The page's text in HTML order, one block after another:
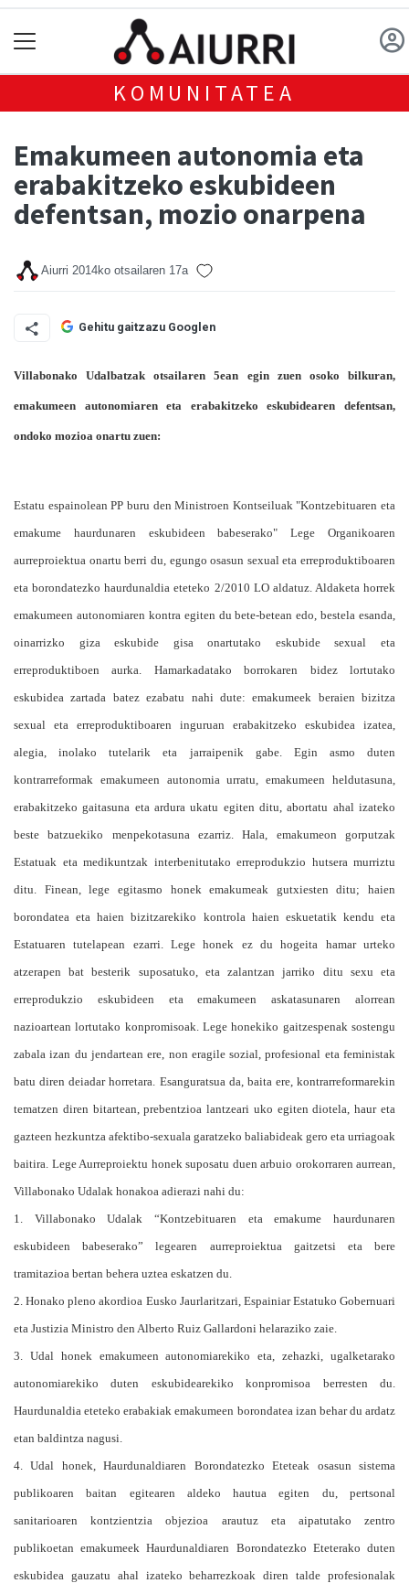
KOMUNITATEA
Emakumeen autonomia eta
erabakitzeko eskubideen
defentsan, mozio onarpena
Aiurri 2014ko otsailaren 17a
Gehitu gaitzazu Googlen
Villabonako Udalbatzak otsailaren 5ean egin zuen osoko bilkuran,
emakumeen autonomiaren eta erabakitzeko eskubidearen defentsan,
ondoko mozioa onartu zuen:
Estatu espainolean PP buru den Ministroen Kontseiluak "Kontzebituaren eta
emakume haurdunaren eskubideen babeserako" Lege Organikoaren
aurreproiektua onartu berri du, egungo osasun sexual eta erreproduktiboaren
eta borondatezko haurdunaldia eteteko 2/2010 LO aldatuz. Aldaketa horrek
emakumeen autonomiaren kontra egiten du bete-betean edo, bestela esanda,
oinarrizko giza eskubide gisa onartutako eskubide sexual eta
erreproduktiboen aurka. Hamarkadatako borrokaren bidez lortutako
eskubidea zartada batez ezabatu nahi dute: emakumeek beraien bizitza
sexual eta erreproduktiboaren inguruan erabakitzeko eskubidea izatea,
alegia, inolako tutelarik eta jarraipenik gabe. Egin asmo duten
kontrarreformak emakumeen autonomia urratu, emakumeen heldutasuna,
erabakitzeko gaitasuna eta ardura ukatu egiten ditu, abortatu ahal izateko
beste batzuekiko menpekotasuna ezarriz. Hala, emakumeon gorputzak
Estatuak eta medikuntzak interbenitutako erreprodukzio hutsera murriztu
ditu. Finean, lege egitasmo honek emakumeak gutxiesten ditu; haien
borondatea eta haien bizitzarekiko kontrola haien eskuetatik kendu eta
Estatuaren tutelapean ezarri. Lege honek ez du hogeita hamar urteko
atzerapen bat besterik suposatuko, eta zalantzan jarriko ditu sexu eta
erreprodukzio eskubideen eta emakumeen askatasunaren alorrean
nazioartean lortutako konpromisoak. Lege honekiko gaitzespenak sostengu
zabala izan du jendartean ere, non eragile sozial, profesional eta feministak
batu diren deiadar horretara. Esanguratsua da, baita ere, kontrarreformarekin
tematzen diren bitartean, prebentzioa lantzeari uko egiten diotela, haur eta
gazteen hezkuntza afektibo-sexuala garatzeko baliabideak gero eta urriagoak
baitira. Lege Aurreproiektu honek suposatu duen arbuio orokorraren aurrean,
Villabonako Udalak honakoa adierazi nahi du:
1. Villabonako Udalak “Kontzebituaren eta emakume haurdunaren
eskubideen babeserako” legearen aurreproiektua gaitzetsi eta bere
tramitazioa bertan behera uztea eskatzen du.
2. Honako pleno akordioa Eusko Jaurlaritzari, Espainiar Estatuko Gobernuari
eta Justizia Ministro den Alberto Ruiz Gallardoni helaraziko zaie.
3. Udal honek emakumeen autonomiarekiko eta, zehazki, ugalketarako
autonomiarekiko duten eskubidearekiko konpromisoa berresten du.
Haurdunaldia eteteko erabakiak emakumeen borondatea izan behar du ardatz
etan baldintza nagusi.
4. Udal honek, Haurdunaldiaren Borondatezko Eteteak osasun sistema
publikoaren baitan egitearen aldeko hautua egiten du, pertsonal
sanitarioaren kontzientzia objezioa arautuz eta aipatutako zentro
publikoetan emakumeek Haurdunaldiaren Borondatezko Eteterako duten
eskubidea gauzatu ahal izateko beharrezkoak diren talde profesionalak